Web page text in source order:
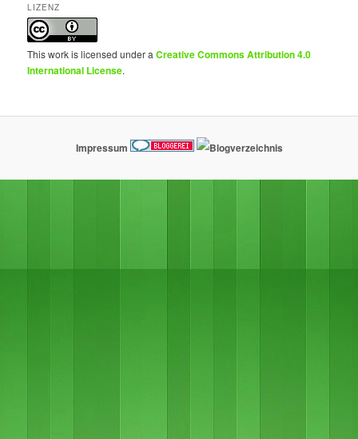
LIZENZ
This work is licensed under aCreative Commons Attribution 4.0
International License.
Impressum